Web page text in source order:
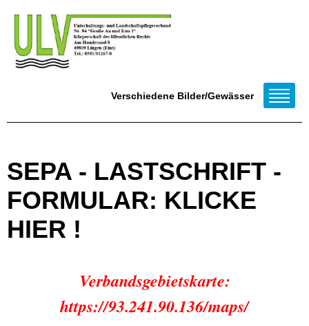
Verschiedene Bilder/Gewässer
SEPA - LASTSCHRIFT -
FORMULAR: KLICKE
HIER !
Verbandsgebietskarte:
https://93.241.90.136/maps/